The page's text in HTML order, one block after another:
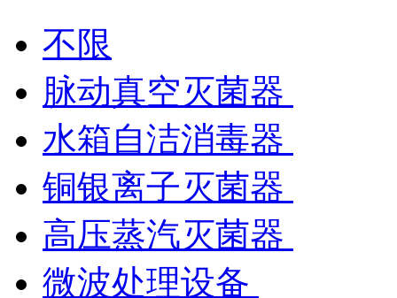
不限
脉动真空灭菌器
水箱自洁消毒器
铜银离子灭菌器
高压蒸汽灭菌器
微波处理设备